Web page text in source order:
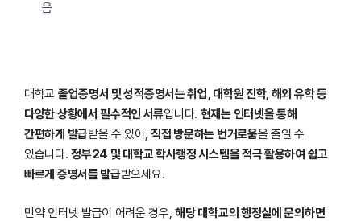
음
대학교 졸업증명서 및 성적증명서는 취업, 대학원 진학, 해외 유학 등
다양한 상황에서 필수적인 서류입니다. 현재는 인터넷을 통해
간편하게 발급받을 수 있어,직접 방문하는 번거로움을 줄일 수
있습니다.정부24 및 대학교 학사행정 시스템을 적극 활용하여 쉽고
빠르게 증명서를 발급받으세요.
만약 인터넷 발급이 어려운 경우,해당 대학교의 행정실에 문의하면